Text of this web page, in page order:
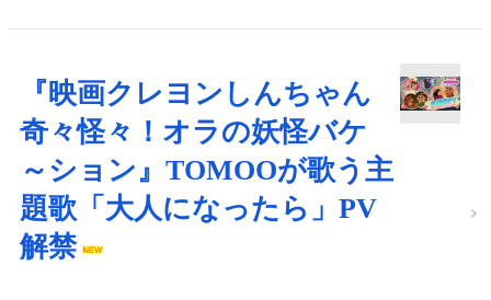
『映画クレヨンしんちゃん
奇々怪々！オラの妖怪バケ
～ション』TOMOOが歌う主
題歌「大人になったら」PV
解禁